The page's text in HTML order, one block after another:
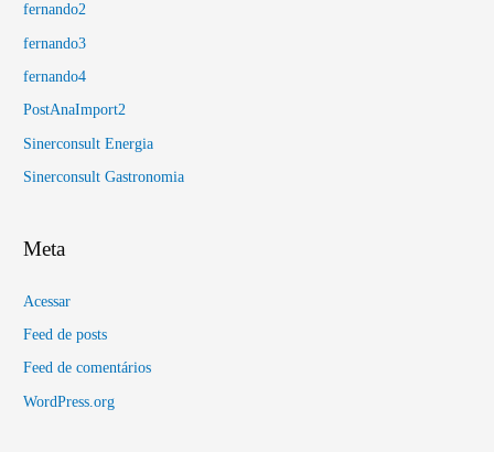
fernando2
fernando3
fernando4
PostAnaImport2
Sinerconsult Energia
Sinerconsult Gastronomia
Meta
Acessar
Feed de posts
Feed de comentários
WordPress.org